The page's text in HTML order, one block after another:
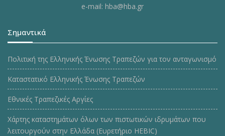
e-mail: hba@hba.gr
Σημαντικά
Πολιτική της Ελληνικής Ένωσης Τραπεζών για τον ανταγωνισμό
Καταστατικό Ελληνικής Ένωσης Τραπεζών
Εθνικές Τραπεζικές Αργίες
Χάρτης καταστημάτων όλων των πιστωτικών ιδρυμάτων που
λειτουργούν στην Ελλάδα (Ευρετήριο HEBIC)